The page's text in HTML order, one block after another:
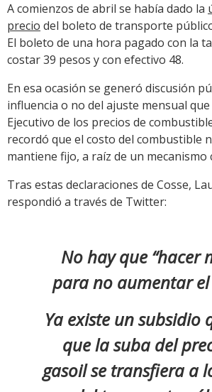
A comienzos de abril se había dado la
precio del boleto de transporte
El boleto de una hora pagado con la
costar 39 pesos y con efectivo 48.
En esa ocasión se generó discusión
influencia o no del ajuste mensual
Ejecutivo de los precios de
recordó que el costo del combustible
mantiene fijo, a raíz de un mecanismo
Tras estas declaraciones de Cosse,
respondió a través de Twitter:
No hay que “hacer
para no aumentar
Ya existe un subsidio
que la suba del
gasoil se transfiera a